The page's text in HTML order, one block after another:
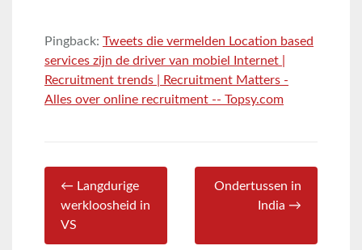
Pingback: Tweets die vermelden Location based
services zijn de driver van mobiel Internet |
Recruitment trends | Recruitment Matters -
Alles over online recruitment -- Topsy.com
← Langdurige
werkloosheid in
VS
Ondertussen in
India →